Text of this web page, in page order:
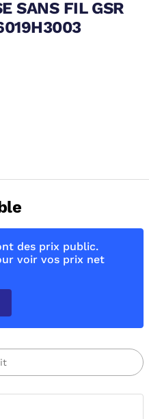
SANS FIL GSR
des prix public.
voir vos prix net